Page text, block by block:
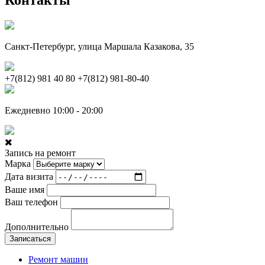
Санкт-Петербург, улица Маршала Казакова, 35
+7(812) 981 40 80 +7(812) 981-80-40
Ежедневно 10:00 - 20:00
Запись на ремонт
Марка
Дата визита
Ваше имя
Ваш телефон
Дополнительно
Записаться
Ремонт машин